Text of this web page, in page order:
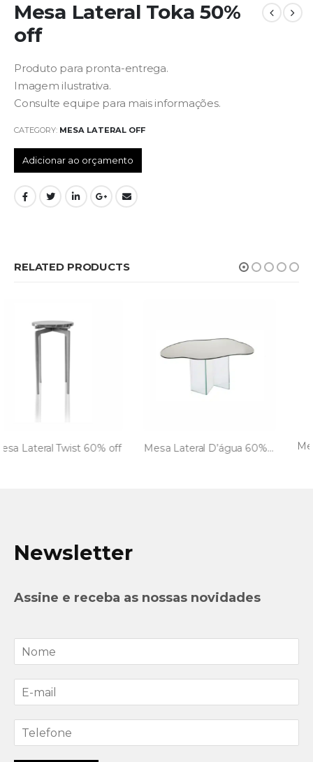
Mesa Lateral Toka 50%
off
Produto para pronta-entrega.
Imagem ilustrativa.
Consulte equipe para mais informações.
CATEGORY: MESA LATERAL OFF
Adicionar ao orçamento
RELATED PRODUCTS
Newsletter
Assine e receba as nossas novidades